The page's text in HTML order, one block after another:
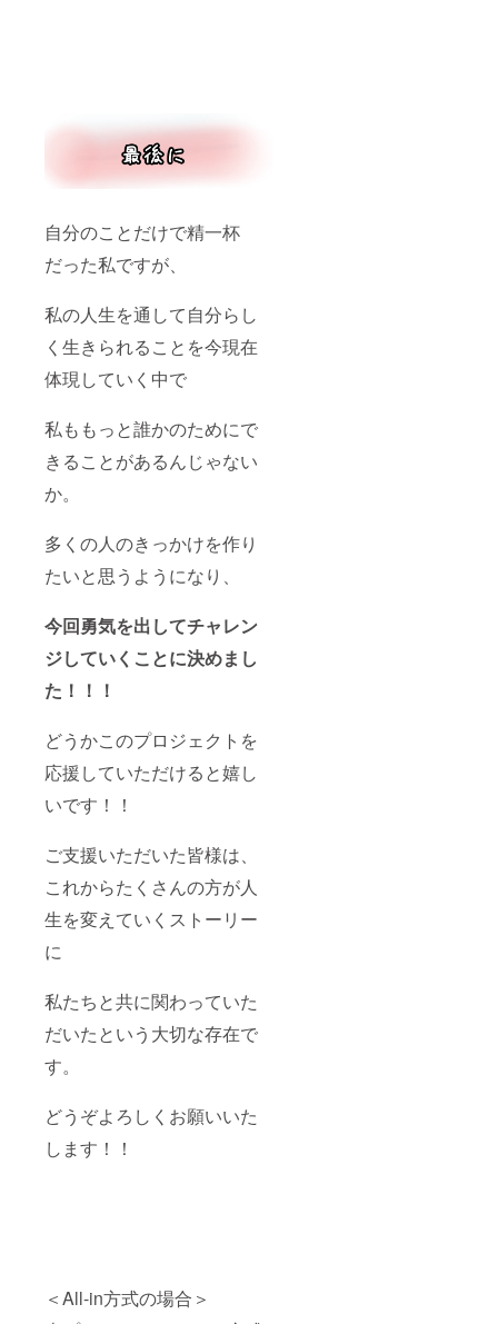
自分のことだけで精一杯
だった私ですが、
私の人生を通して自分らし
く生きられることを今現在
体現していく中で
私ももっと誰かのためにで
きることがあるんじゃない
か。
多くの人のきっかけを作り
たいと思うようになり、
今回勇気を出してチャレン
ジしていくことに決めまし
た！！！
どうかこのプロジェクトを
応援していただけると嬉し
いです！！
ご支援いただいた皆様は、
これからたくさんの方が人
生を変えていくストーリー
に
私たちと共に関わっていた
だいたという大切な存在で
す。
どうぞよろしくお願いいた
します！！
＜All-in方式の場合＞